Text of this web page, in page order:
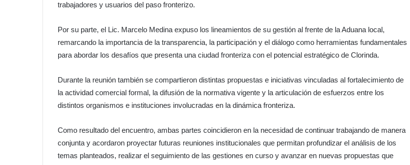
trabajadores y usuarios del paso fronterizo.
Por su parte, el Lic. Marcelo Medina expuso los lineamientos de su gestión al frente de la Aduana local,
remarcando la importancia de la transparencia, la participación y el diálogo como herramientas fundamentales
para abordar los desafíos que presenta una ciudad fronteriza con el potencial estratégico de Clorinda.
Durante la reunión también se compartieron distintas propuestas e iniciativas vinculadas al fortalecimiento de
la actividad comercial formal, la difusión de la normativa vigente y la articulación de esfuerzos entre los
distintos organismos e instituciones involucradas en la dinámica fronteriza.
Como resultado del encuentro, ambas partes coincidieron en la necesidad de continuar trabajando de manera
conjunta y acordaron proyectar futuras reuniones institucionales que permitan profundizar el análisis de los
temas planteados, realizar el seguimiento de las gestiones en curso y avanzar en nuevas propuestas que